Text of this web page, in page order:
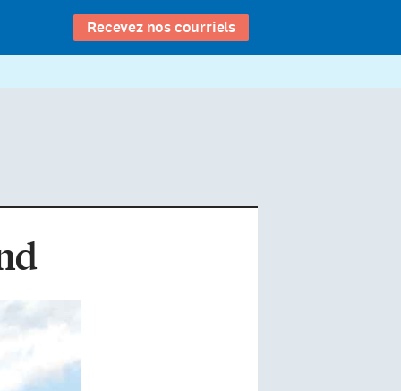
Recevez nos courriels